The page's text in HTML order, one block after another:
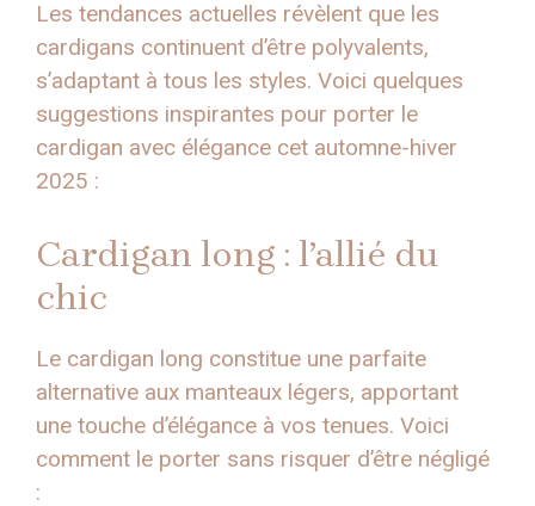
Les tendances actuelles révèlent que les
cardigans continuent d’être polyvalents,
s’adaptant à tous les styles. Voici quelques
suggestions inspirantes pour porter le
cardigan avec élégance cet automne-hiver
2025 :
Cardigan long : l’allié du
chic
Le cardigan long constitue une parfaite
alternative aux manteaux légers, apportant
une touche d’élégance à vos tenues. Voici
comment le porter sans risquer d’être négligé
: